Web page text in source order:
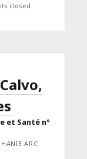
closed
et Santé n°
ARC